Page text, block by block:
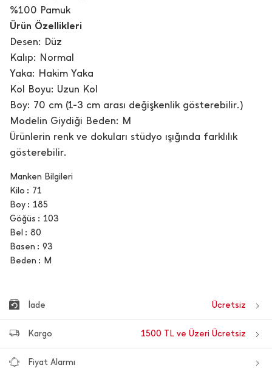
%100 Pamuk
Ürün Özellikleri
Desen: Düz
Kalıp: Normal
Yaka: Hakim Yaka
Kol Boyu: Uzun Kol
Boy: 70 cm (1-3 cm arası değişkenlik gösterebilir.)
Modelin Giydiği Beden: M
Ürünlerin renk ve dokuları stüdyo ışığında farklılık
gösterebilir.
Manken Bilgileri
Kilo
71
Boy
185
Göğüs
103
Bel
80
Basen
93
Beden
M
İade Ücretsiz
Kargo 1500 TL ve Üzeri Ücretsiz
Fiyat Alarmı